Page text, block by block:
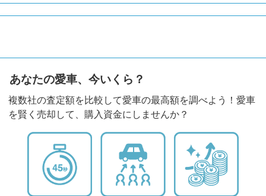
あなたの愛車、今いくら？
複数社の査定額を比較して愛車の最高額を調べよう！愛車
を賢く売却して、購入資金にしませんか？